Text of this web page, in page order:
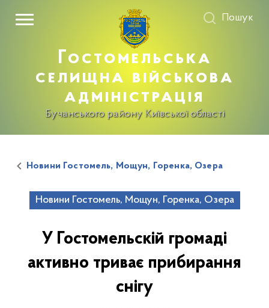
Гостомельська
селищна військова
адміністрація
Бучанського району Київської області
Пошук
Новини Гостомель, Мощун, Горенка, Озера
Новини Гостомель, Мощун, Горенка, Озера
У Гостомельскій громаді
активно триває прибирання
снігу